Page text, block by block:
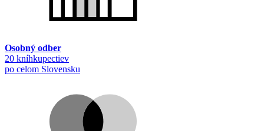
Osobný odber
20 kníhkupectiev
po celom Slovensku